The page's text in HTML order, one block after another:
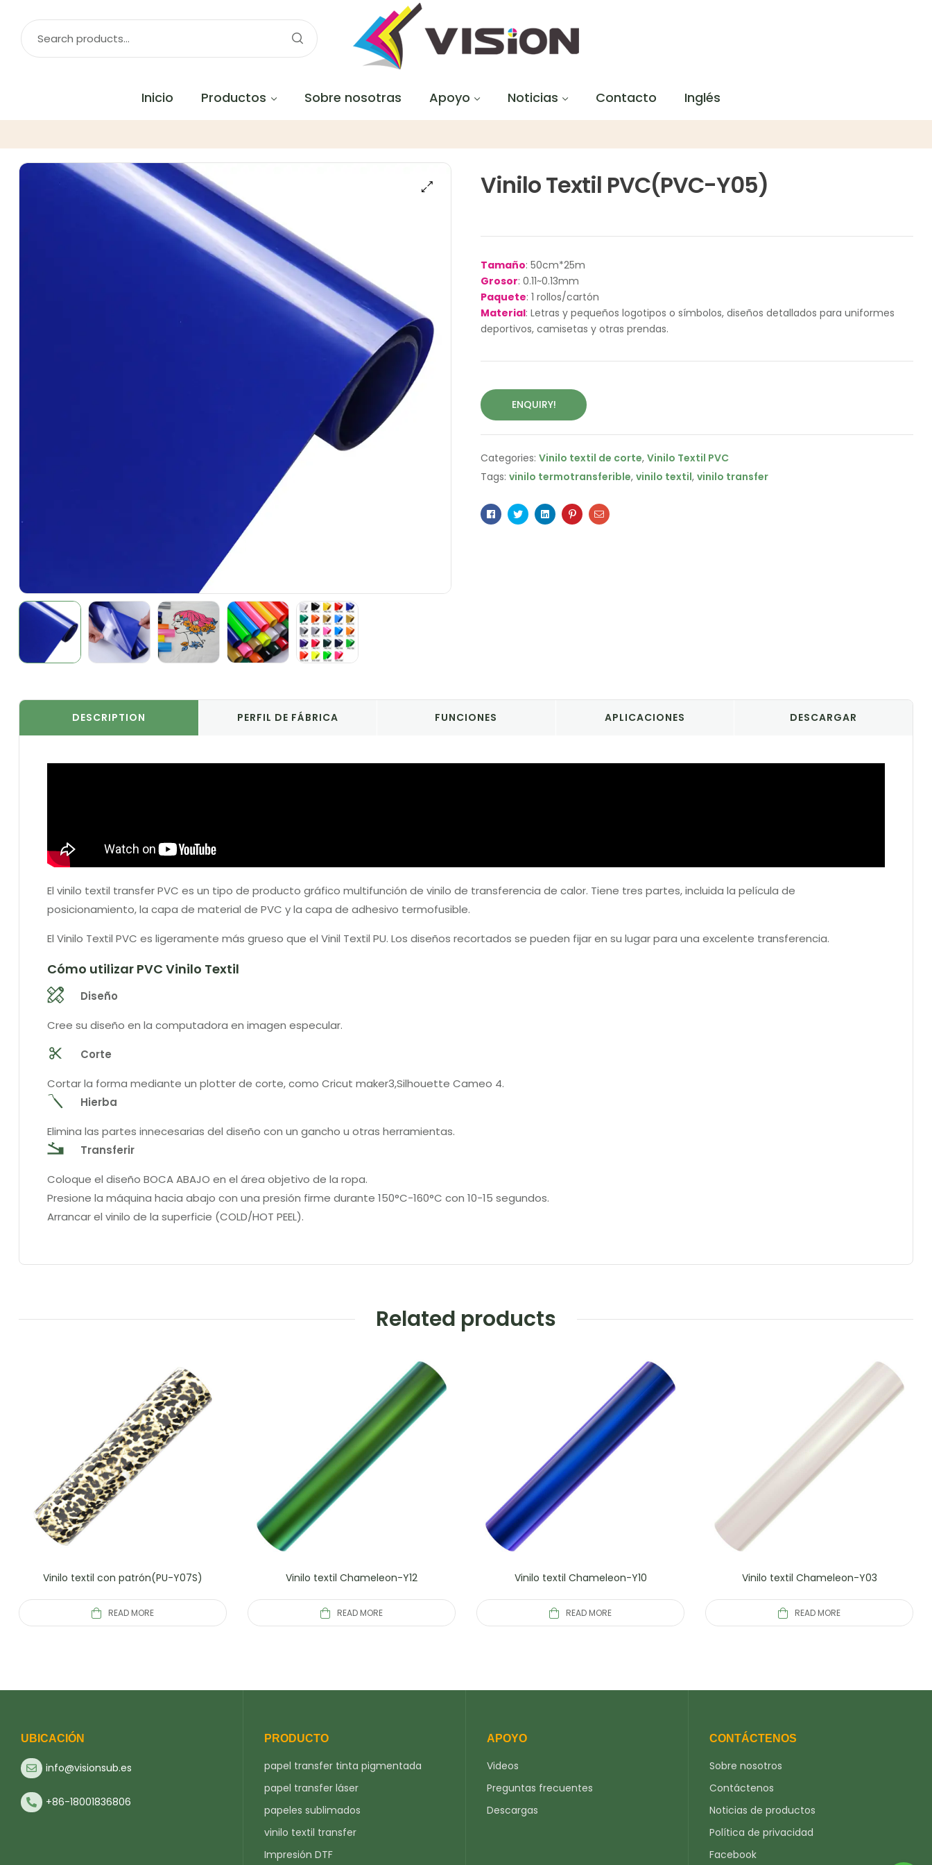
Inicio Productos Sobre nosotras Apoyo Noticias Contacto Inglés
Vinilo Textil PVC(PVC-Y05)
Tamaño: 50cm*25m
Grosor: 0.11~0.13mm
Paquete: 1 rollos/cartón
Material: Letras y pequeños logotipos o símbolos, diseños detallados para uniformes
deportivos, camisetas y otras prendas.
ENQUIRY!
Categories: Vinilo textil de corte, Vinilo Textil PVC
Tags: vinilo termotransferible, vinilo textil, vinilo transfer
Facebook
TwitterLinkedinPinterestEmail
DESCRIPTION PERFIL DE FÁBRICA FUNCIONES APLICACIONES DESCARGAR
El vinilo textil transfer PVC es un tipo de producto gráfico multifunción de vinilo de transferencia de calor. Tiene tres partes, incluida la película de
posicionamiento, la capa de material de PVC y la capa de adhesivo termofusible.
El Vinilo Textil PVC es ligeramente más grueso que el Vinil Textil PU. Los diseños recortados se pueden fijar en su lugar para una excelente transferencia.
Cómo utilizar PVC Vinilo Textil
Diseño
Cree su diseño en la computadora en imagen especular.
Corte
Cortar la forma mediante un plotter de corte, como Cricut maker3,Silhouette Cameo 4.
Hierba
Elimina las partes innecesarias del diseño con un gancho u otras herramientas.
Transferir
Coloque el diseño BOCA ABAJO en el área objetivo de la ropa.
Presione la máquina hacia abajo con una presión firme durante 150°C-160°C con 10-15 segundos.
Arrancar el vinilo de la superficie (COLD/HOT PEEL).
Related products
Vinilo textil con patrón(PU-Y07S)
READ MORE
Vinilo textil Chameleon-Y12
READ MORE
Vinilo textil Chameleon-Y10
READ MORE
Vinilo textil Chameleon-Y03
READ MORE
UBICACIÓN
info@visionsub.es
+86-18001836806
PRODUCTO
papel transfer tinta pigmentada
papel transfer láser
papeles sublimados
vinilo textil transfer
Impresión DTF
APOYO
Videos
Preguntas frecuentes
Descargas
CONTÁCTENOS
Sobre nosotros
Contáctenos
Noticias de productos
Política de privacidad
Facebook